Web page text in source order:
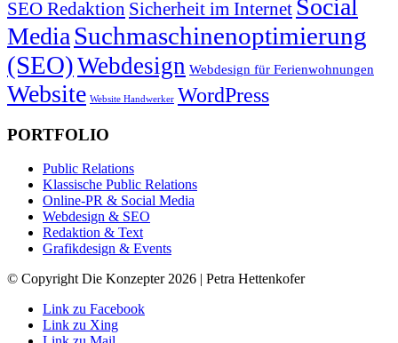
SEO Redaktion Sicherheit im Internet Social
Media Suchmaschinenoptimierung
(SEO)Webdesign Webdesign für Ferienwohnungen
Website Website Handwerker WordPress
PORTFOLIO
Public Relations
Klassische Public Relations
Online-PR & Social Media
Webdesign & SEO
Redaktion & Text
Grafikdesign & Events
© Copyright Die Konzepter 2026 | Petra Hettenkofer
Link zu Facebook
Link zu Xing